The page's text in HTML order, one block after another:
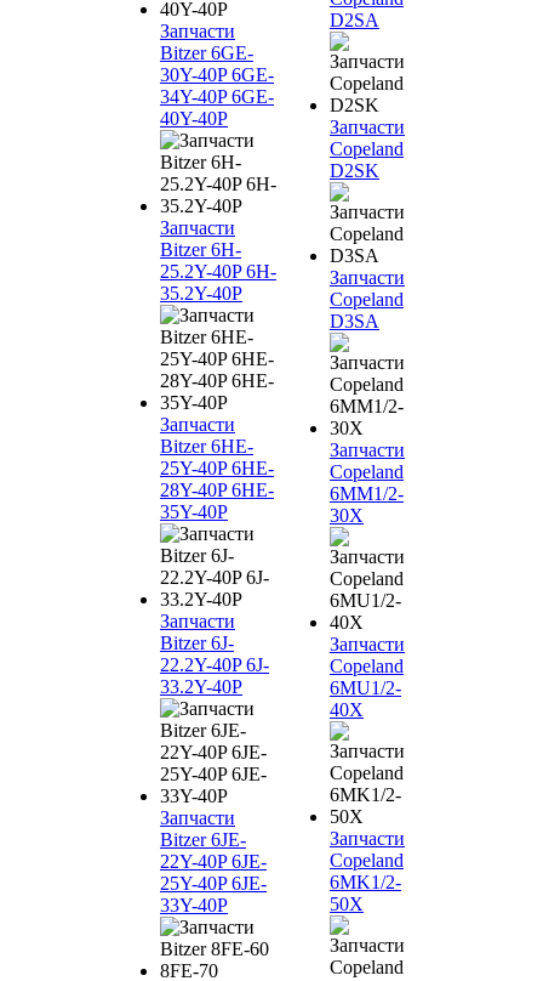
Запчасти
Bitzer 6GE-
30Y-40P 6GE-
34Y-40P 6GE-
40Y-40P
Запчасти
Bitzer 6H-
25.2Y-40P 6H-
35.2Y-40P
Запчасти
Bitzer 6HE-
25Y-40P 6HE-
28Y-40P 6HE-
35Y-40P
Запчасти
Bitzer 6J-
22.2Y-40P 6J-
33.2Y-40P
Запчасти
Bitzer 6JE-
22Y-40P 6JE-
25Y-40P 6JE-
33Y-40P
D2SA
Запчасти
Copeland
D2SK
Запчасти
Copeland
D3SA
Запчасти
Copeland
6MM1/2-
30X
Запчасти
Copeland
6MU1/2-
40X
Запчасти
Copeland
6MK1/2-
50X